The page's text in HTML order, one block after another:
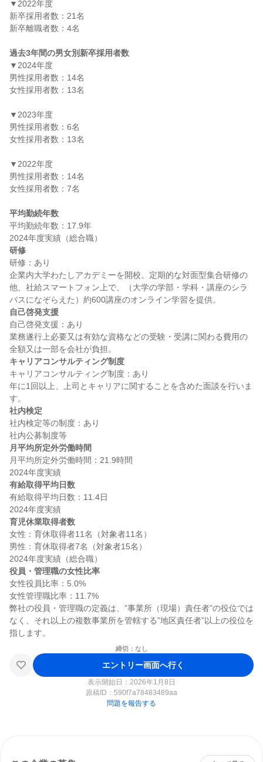
▼2022年度
新卒採用者数：21名
新卒離職者数：4名
過去3年間の男女別新卒採用者数
▼2024年度
男性採用者数：14名
女性採用者数：13名
▼2023年度
男性採用者数：6名
女性採用者数：13名
▼2022年度
男性採用者数：14名
女性採用者数：7名
平均勤続年数
平均勤続年数：17.9年
研修
研修：あり
企業内大学わたしアカデミーを開校。定期的な対面型集合研修の
他、社給スマートフォン上で、（大学の学部・学科・講座のシラ
自己啓発支援
自己啓発支援：あり
業務遂行上必要又は有効な資格などの受験・受講に関わる費用の
キャリアコンサルティング制度
キャリアコンサルティング制度：あり
年に1回以上、上司とキャリアに関することを含めた面談を行いま
社内検定
社内検定等の制度：あり
月平均所定外労働時間
月平均所定外労働時間：21.9時間
有給取得平均日数
有給取得平均日数：11.4日
育児休業取得者数
女性：育休取得者11名（対象者11名）
男性：育休取得者7名（対象者15名）
役員・管理職の女性比率
女性役員比率：5.0%
女性管理職比率：11.7%
弊社の役員・管理職の定義は、”事業所（現場）責任者”の役位では
なく、それ以上の複数事業所を管轄する”地区責任者”以上の役位を
締切：なし
エントリー画面へ行く
表示開始日：2026年1月8日
原稿ID： 590f7a78483489aa
問題を報告する